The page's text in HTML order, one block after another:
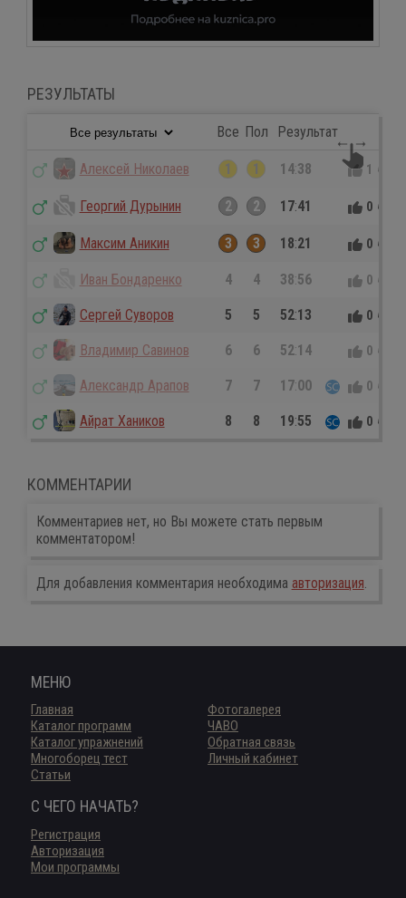
РЕЗУЛЬТАТЫ
Все Пол Результат
Алексей Николаев 1 1 14:38 1
Георгий Дурынин 2 2 17:41 0
Максим Аникин 3 3 18:21 0
Иван Бондаренко 4 4 38:56 0
Сергей Суворов 5 5 52:13 0
Владимир Савинов 6 6 52:14 0
Александр Арапов 7 7 17:00 0
Айрат Хаников 8 8 19:55 0
КОММЕНТАРИИ
Комментариев нет, но Вы можете стать первым
комментатором!
Для добавления комментария необходима авторизация.
МЕНЮ
Главная
Каталог программ
Каталог упражнений
Многоборец тест
Статьи
Фотогалерея
ЧАВО
Обратная связь
Личный кабинет
С ЧЕГО НАЧАТЬ?
Регистрация
Авторизация
Мои программы